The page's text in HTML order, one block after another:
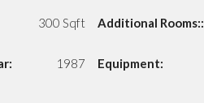
300 Sqft
1987
Additional Rooms::
Equipment: